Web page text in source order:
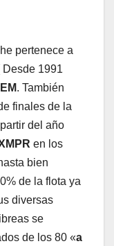
pertenece a
Desde 1991
. También
finales de la
del año
en los
bien
de la flota ya
diversas
se
de los 80 «a